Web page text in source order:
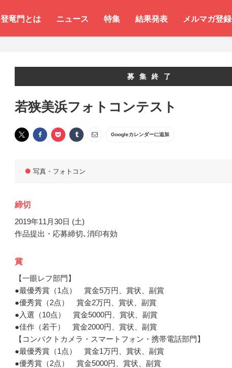
登竜門とは ニュース 特集 結果発表 メルマガ登録
募集終了
若狭美浜フォトコンテスト
Googleカレンダーに追加
写真・フォトコン
締切
2019年11月30日 (土)
作品提出・応募締切､消印有効
賞
【一眼レフ部門】
●最優秀賞（1点） 賞金5万円、賞状、副賞
●優秀賞（2点） 賞金2万円、賞状、副賞
●入選（10点） 賞金5000円、賞状、副賞
●佳作（若干） 賞金2000円、賞状、副賞
【コンパクトカメラ・スマートフォン・携帯電話部門】
●最優秀賞（1点） 賞金1万円、賞状、副賞
●優秀賞（2点） 賞金5000円、賞状、副賞